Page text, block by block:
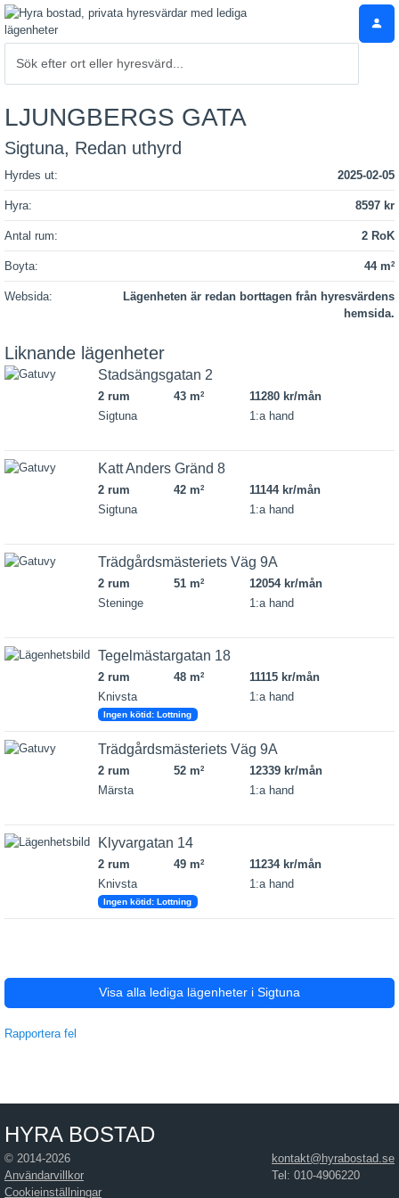
LJUNGBERGS GATA
Sigtuna, Redan uthyrd
Hyrdes ut: 2025-02-05
Hyra: 8597 kr
Antal rum: 2 RoK
Boyta: 44 m2
Websida:
Lägenheten är redan borttagen från hyresvärdens
hemsida.
Liknande lägenheter
Stadsängsgatan 2
2 rum 43 m2
11280 kr/mån
Sigtuna
1:a hand
Katt Anders Gränd 8
2 rum 42 m2
11144 kr/mån
Sigtuna
1:a hand
Trädgårdsmästeriets Väg 9A
2 rum 51 m2
12054 kr/mån
Steninge
1:a hand
Tegelmästargatan 18
2 rum 48 m2
11115 kr/mån
Knivsta
1:a hand
Ingen kötid: Lottning
Trädgårdsmästeriets Väg 9A
2 rum 52 m2
12339 kr/mån
Märsta
1:a hand
Klyvargatan 14
2 rum 49 m2
11234 kr/mån
Knivsta
1:a hand
Ingen kötid: Lottning
Visa alla lediga lägenheter i Sigtuna
Rapportera fel
HYRA BOSTAD
kontakt@hyrabostad.se
Tel: 010-4906220
© 2014-2026
Användarvillkor
Cookieinställningar